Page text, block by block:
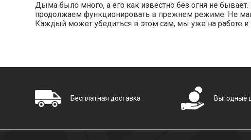
Дыма было много, а его как известно без огня не
продолжаем функционировать в прежнем режиме. Не
Каждый может убедиться в этом сам, мы уже на работе
Бесплатная доставка Выгодные